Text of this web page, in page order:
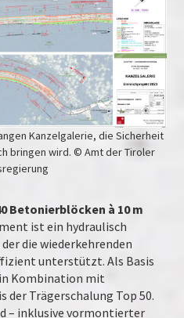
Kanzelgalerie, die Sicherheit
bringen wird. © Amt der Tiroler
Betonierblöcken à 10 m
ist ein hydraulisch
die wiederkehrenden
unterstützt. Als Basis
Kombination mit
der Trägerschalung Top 50.
– inklusive vormontierter